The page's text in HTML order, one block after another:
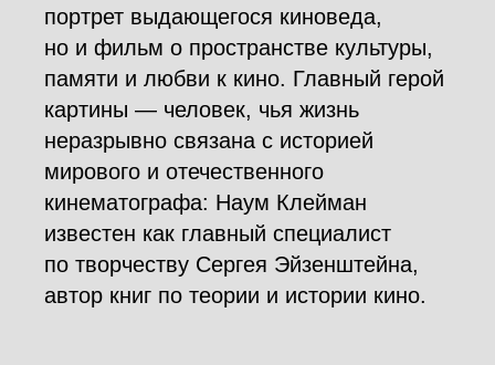
портрет выдающегося киноведа,
но и фильм о пространстве культуры,
памяти и любви к кино. Главный герой
картины — человек, чья жизнь
неразрывно связана с историей
мирового и отечественного
кинематографа: Наум Клейман
известен как главный специалист
по творчеству Сергея Эйзенштейна,
автор книг по теории и истории кино.